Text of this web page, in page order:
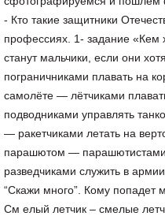
- Кто такие защитники
профессиях. 1- задание «Кем
станут мальчики, если они
пограничниками плавать на
самолёте — лётчиками
подводниками управлять
— ракетчиками летать на
парашютом — парашютистами
разведчиками служить в
“Скажи много”. Кому попадет
См елый летчик – смелые